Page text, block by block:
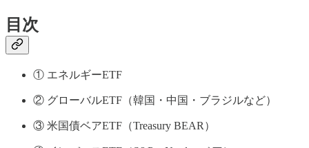
目次
① エネルギーETF
② グローバルETF（韓国・中国・ブラジルなど）
③ 米国債ベアETF（Treasury BEAR）